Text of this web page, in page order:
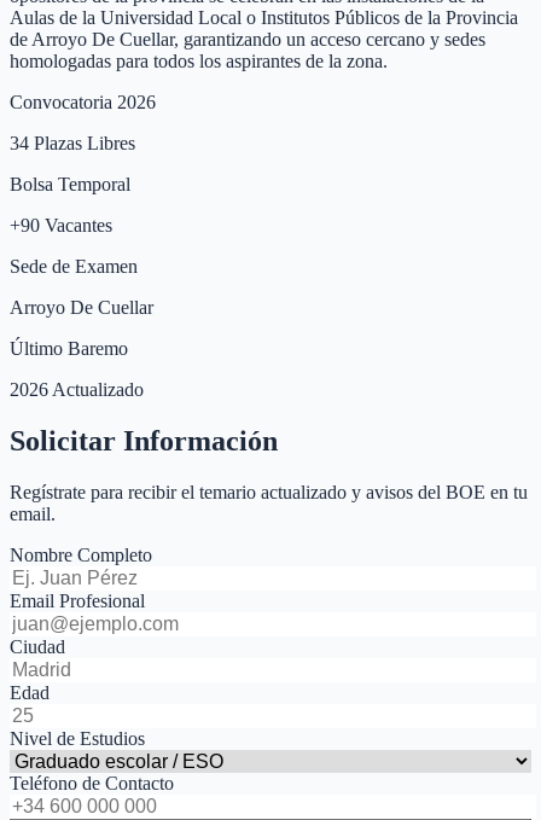
Aulas de la Universidad Local o Institutos Públicos de la Provincia
de Arroyo De Cuellar, garantizando un acceso cercano y sedes
homologadas para todos los aspirantes de la zona.
Convocatoria 2026
34 Plazas Libres
Bolsa Temporal
+90 Vacantes
Sede de Examen
Arroyo De Cuellar
Último Baremo
2026 Actualizado
Solicitar Información
Regístrate para recibir el temario actualizado y avisos del BOE en tu
email.
Nombre Completo
Email Profesional
Ciudad
Edad
Nivel de Estudios
Teléfono de Contacto